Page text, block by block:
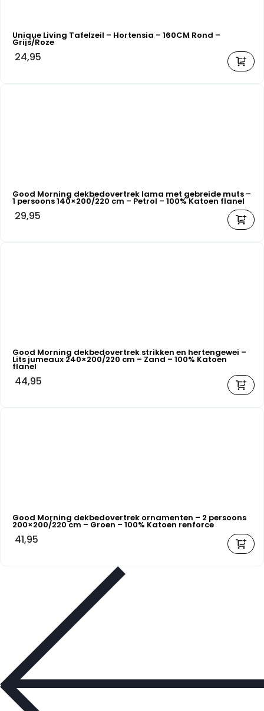
Unique Living Tafelzeil – Hortensia – 160CM Rond –
Grijs/Roze
24,95
Good Morning dekbedovertrek lama met gebreide muts –
1 persoons 140×200/220 cm – Petrol – 100% Katoen flanel
29,95
Good Morning dekbedovertrek strikken en hertengewei –
Lits jumeaux 240×200/220 cm – Zand – 100% Katoen
flanel
44,95
Good Morning dekbedovertrek ornamenten – 2 persoons
200×200/220 cm – Groen – 100% Katoen renforce
41,95